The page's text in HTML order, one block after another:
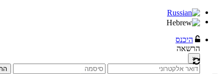
היכנס
הרשאה
×